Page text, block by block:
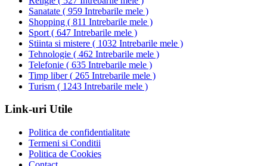
Sanatate ( 959 Intrebarile mele )
Shopping ( 811 Intrebarile mele )
Sport ( 647 Intrebarile mele )
Stiinta si mistere ( 1032 Intrebarile mele )
Tehnologie ( 462 Intrebarile mele )
Telefonie ( 635 Intrebarile mele )
Timp liber( 265 Intrebarile mele )
Turism ( 1243 Intrebarile mele )
Link-uri Utile
Politica de confidentialitate
Termeni si Conditii
Politica de Cookies